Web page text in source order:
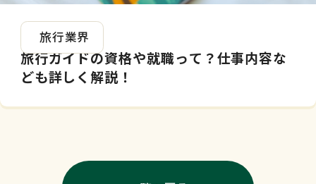
旅行業界
2026.05.07
旅行ガイドの資格や就職って？仕事内容な
ども詳しく解説！